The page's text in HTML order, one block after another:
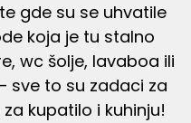
gde su se uhvatile
koja je tu stalno
wc šolje, lavaboa ili
sve to su zadaci za
kupatilo i kuhinju!